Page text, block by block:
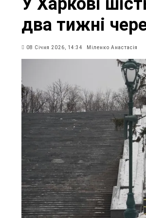
два тижні
08 Січня 2026, 14:34 Міленко Анастасія